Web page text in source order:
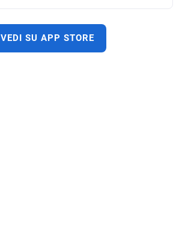
VEDI SU APP STORE